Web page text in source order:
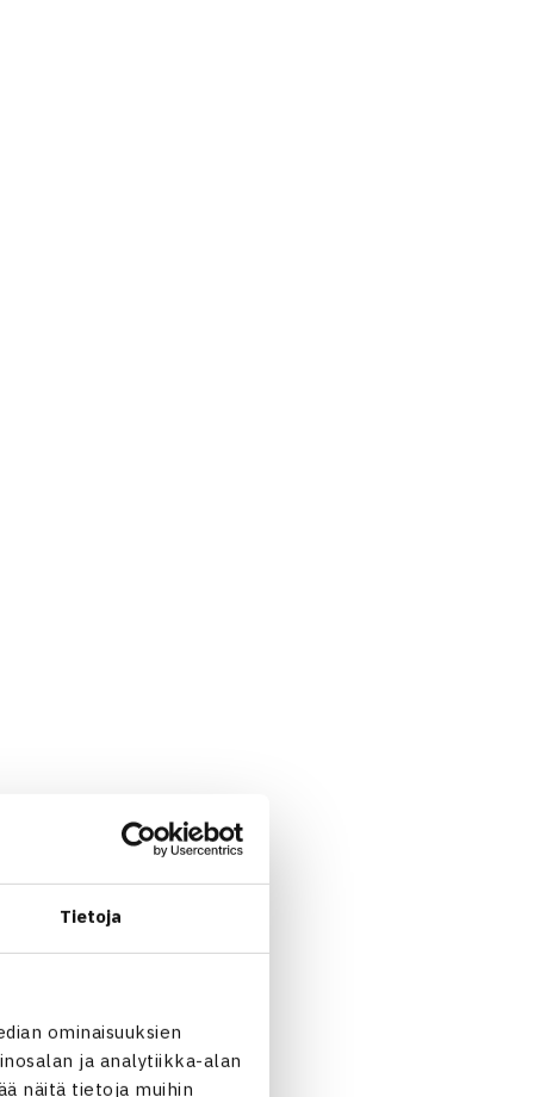
Tietoja
ominaisuuksien
ja analytiikka-alan
näitä tietoja muihin